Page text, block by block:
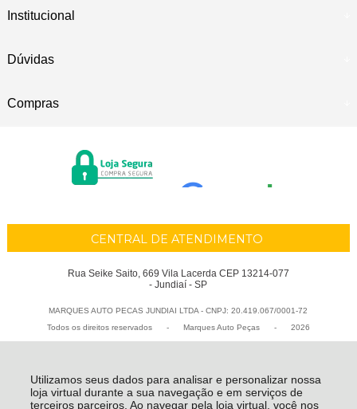
Utilizamos seus dados para analisar e personalizar nossa
loja virtual durante a sua navegação e em serviços de
terceiros parceiros. Ao navegar pela loja virtual, você nos
Institucional
Dúvidas
Compras
CENTRAL DE ATENDIMENTO
Rua Seike Saito, 669 Vila Lacerda CEP 13214-077
- Jundiaí - SP
MARQUES AUTO PECAS JUNDIAI LTDA - CNPJ: 20.419.067/0001-72
Todos os direitos reservados
- Marques Auto Peças - 2026